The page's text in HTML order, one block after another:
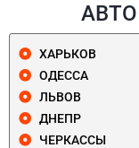
ХАРЬКОВ
ОДЕССА
ЛЬВОВ
ДНЕПР
ЧЕРКАССЫ